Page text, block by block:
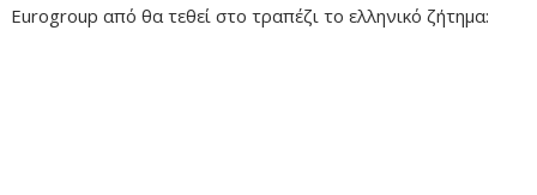
Eurogroup από θα τεθεί στο τραπέζι το ελληνικό ζήτημα: